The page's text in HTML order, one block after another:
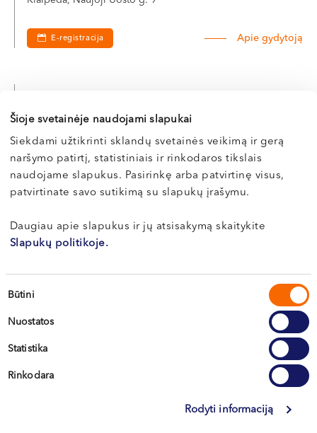
Šioje svetainėje naudojami slapukai
Siekdami užtikrinti sklandų svetainės veikimą ir gerą
naršymo patirtį, statistiniais ir rinkodaros tikslais
naudojame slapukus. Pasirinkę arba patvirtinę visus,
patvirtinate savo sutikimą su slapukų įrašymu.
Daugiau apie slapukus ir jų atsisakymą skaitykite
Slapukų politikoje.
Sutikimo
Būtini
Nuostatos
Statistika
Rinkodara
Rodyti informaciją
E-registracija Apie gydytoją
Dr. Justinas
IVAŠKA
Otorinolaringologas
LT , EN , RU
Vilnius, S. Žukausko g. 19
E-registracija
LT , EN